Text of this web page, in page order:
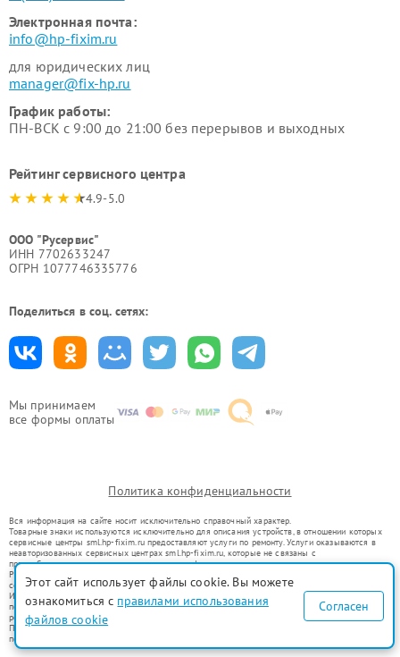
Мы принимаем
все формы оплаты
Электронная почта:
info@hp-fixim.ru
для юридических лиц
manager@fix-hp.ru
График работы:
ПН-ВСК с 9:00 до 21:00 без перерывов и выходных
Рейтинг сервисного центра
4.9-5.0
ООО "Русервис"
ИНН 7702633247
ОГРН 1077746335776
Поделиться в соц. сетях:
Политика конфиденциальности
Вся информация на сайте носит исключительно справочный характер.
Товарные знаки используются исключительно для описания устройств, в отношении которых
сервисные центры sml.hp-fixim.ru предоставляют услуги по ремонту. Услуги оказываются в
неавторизованных сервисных центрах sml.hp-fixim.ru, которые не связаны с
правообладателями товарных знаков или их официальными представителями.
Ремонт осуществляется для устройств, уже введенных в гражданский оборот в соответствии
со статьей 1487 ГК РФ.
Использование товарных знаков не преследует цели индивидуализации услуг или введения
потребителей в заблуждение, а служит для информирования о предоставляемых услугах по
ремонту техники указанных брендов.
Представленная на сайте информация не является публичной офертой, определяемой
положениями Статьи 437(2) Гражданского кодекса РФ
Этот сайт использует файлы cookie. Вы можете
ознакомиться с правилами использования
файлов cookie
Согласен